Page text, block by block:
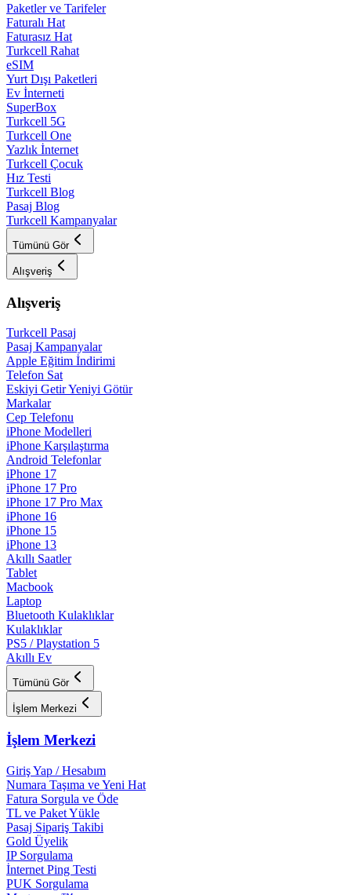
Paketler ve Tarifeler
Faturalı Hat
Faturasız Hat
Turkcell Rahat
eSIM
Yurt Dışı Paketleri
Ev İnterneti
SuperBox
Turkcell 5G
Turkcell One
Yazlık İnternet
Turkcell Çocuk
Hız Testi
Turkcell Blog
Pasaj Blog
Turkcell Kampanyalar
Tümünü Gör
Alışveriş
Alışveriş
Turkcell Pasaj
Pasaj Kampanyalar
Apple Eğitim İndirimi
Telefon Sat
Eskiyi Getir Yeniyi Götür
Markalar
Cep Telefonu
iPhone Modelleri
iPhone Karşılaştırma
Android Telefonlar
iPhone 17
iPhone 17 Pro
iPhone 17 Pro Max
iPhone 16
iPhone 15
iPhone 13
Akıllı Saatler
Tablet
Macbook
Laptop
Bluetooth Kulaklıklar
Kulaklıklar
PS5 / Playstation 5
Akıllı Ev
Tümünü Gör
İşlem Merkezi
İşlem Merkezi
Giriş Yap / Hesabım
Numara Taşıma ve Yeni Hat
Fatura Sorgula ve Öde
TL ve Paket Yükle
Pasaj Sipariş Takibi
Gold Üyelik
IP Sorgulama
İnternet Ping Testi
PUK Sorgulama